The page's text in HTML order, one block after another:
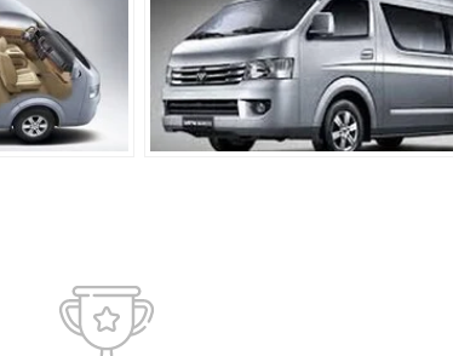
000 км пробега